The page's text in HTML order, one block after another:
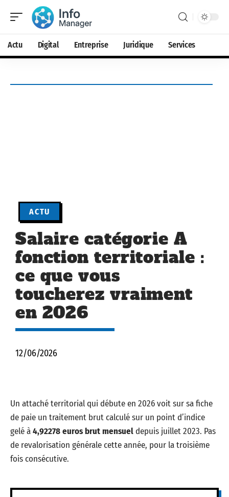
Actu Digital Entreprise Juridique Services
ACTU
Salaire catégorie A
fonction territoriale :
ce que vous
toucherez vraiment
en 2026
12/06/2026
Un attaché territorial qui débute en 2026 voit sur sa fiche
de paie un traitement brut calculé sur un point d’indice
gelé à4,92278 euros brut mensueldepuis juillet 2023. Pas
de revalorisation générale cette année, pour la troisième
fois consécutive.